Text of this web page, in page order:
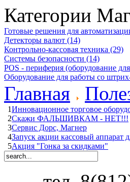
Категории
Готовые решения для
Детекторы валют (14)
Контрольно-кассовая техника (29)
Системы безопасности (14)
POS - периферия (оборудование
Оборудование для работы со
Главная
1Инновационное торговое
2Скажи ФАЛЬШИВКАМ - НЕТ!!!
3Сервис Дорс, Магнер
4Запуск акции кассовый аппарат
5Акция "Гонка за скидками"